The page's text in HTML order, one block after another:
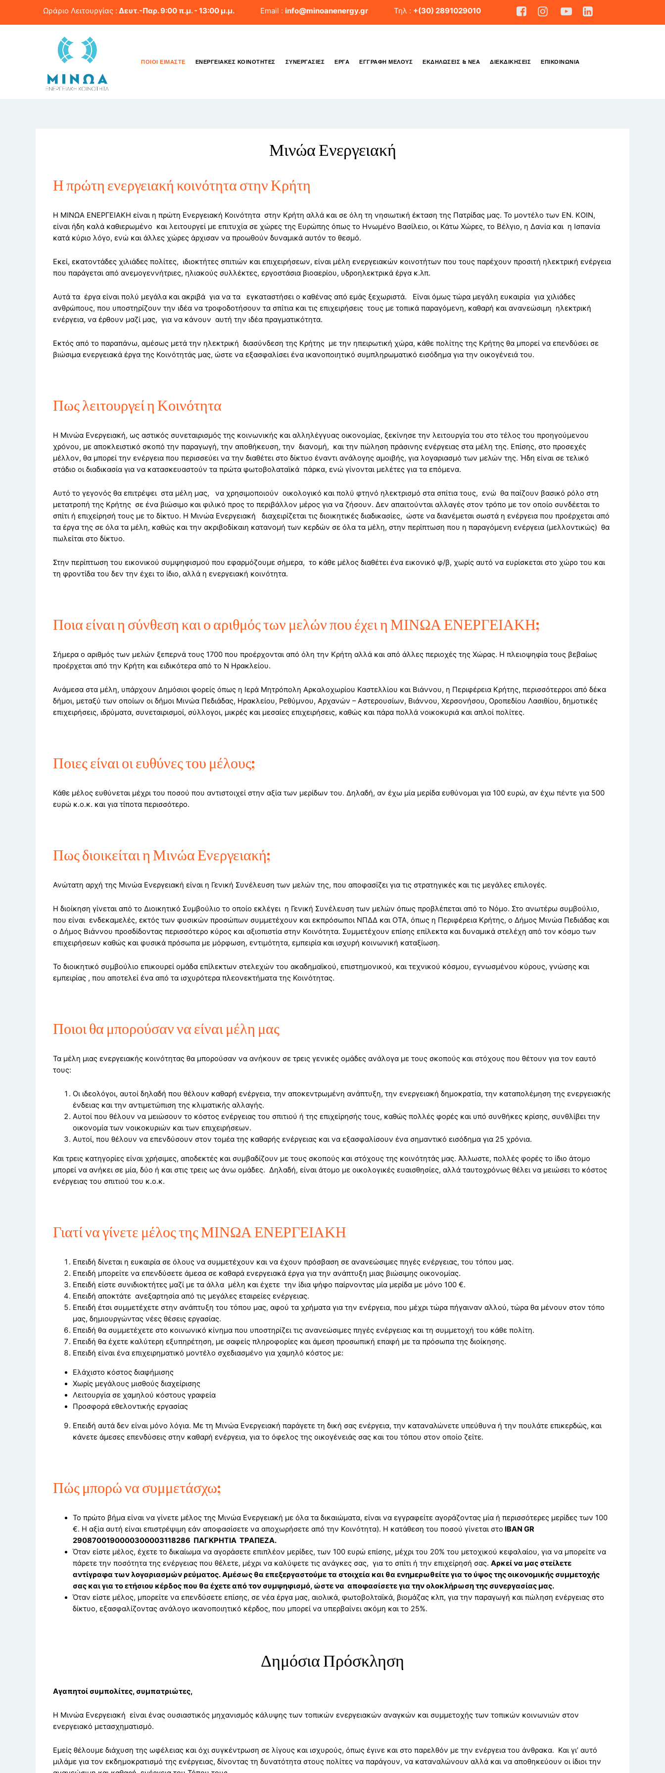
Ωράριο Λειτουργίας : Δευτ.-Παρ. 9:00 π.μ. - 13:00 μ.μ. Email : info@minoanenergy.gr Τηλ : +(30) 2891029010
ΠΟΙΟΙ ΕΊΜΑΣΤΕ ΕΝΕΡΓΕΙΑΚΈΣ ΚΟΙΝΌΤΗΤΕΣ ΣΥΝΕΡΓΑΣΊΕΣ ΈΡΓΑ ΕΓΓΡΑΦΉ ΜΈΛΟΥΣ ΕΚΔΗΛΏΣΕΙΣ & ΝΈΑ ΔΙΕΚΔΙΚΉΣΕΙΣ ΕΠΙΚΟΙΝΩΝΊΑ
Μινώα Ενεργειακή
Η πρώτη ενεργειακή κοινότητα στην Κρήτη
Η ΜΙΝΩΑ ΕΝΕΡΓΕΙΑΚΗ είναι η πρώτη Ενεργειακή Κοινότητα στην Κρήτη αλλά και σε όλη τη νησιωτική έκταση της Πατρίδας μας. Το μοντέλο των ΕΝ. ΚΟΙΝ,
είναι ήδη καλά καθιερωμένο και λειτουργεί με επιτυχία σε χώρες της Ευρώπης όπως το Ηνωμένο Βασίλειο, οι Κάτω Χώρες, το Βέλγιο, η Δανία και η Ισπανία
κατά κύριο λόγο, ενώ και άλλες χώρες άρχισαν να προωθούν δυναμικά αυτόν το θεσμό.
Εκεί, εκατοντάδες χιλιάδες πολίτες, ιδιοκτήτες σπιτιών και επιχειρήσεων, είναι μέλη ενεργειακών κοινοτήτων που τους παρέχουν προσιτή ηλεκτρική ενέργεια
που παράγεται από ανεμογεννήτριες, ηλιακούς συλλέκτες, εργοστάσια βιοαερίου, υδροηλεκτρικά έργα κ.λπ.
Αυτά τα έργα είναι πολύ μεγάλα και ακριβά για να τα εγκαταστήσει ο καθένας από εμάς ξεχωριστά. Είναι όμως τώρα μεγάλη ευκαιρία για χιλιάδες
ανθρώπους, που υποστηρίζουν την ιδέα να τροφοδοτήσουν τα σπίτια και τις επιχειρήσεις τους με τοπικά παραγόμενη, καθαρή και ανανεώσιμη ηλεκτρική
ενέργεια, να έρθουν μαζί μας, για να κάνουν αυτή την ιδέα πραγματικότητα.
Εκτός από το παραπάνω, αμέσως μετά την ηλεκτρική διασύνδεση της Κρήτης με την ηπειρωτική χώρα, κάθε πολίτης της Κρήτης θα μπορεί να επενδύσει σε
βιώσιμα ενεργειακά έργα της Κοινότητάς μας, ώστε να εξασφαλίσει ένα ικανοποιητικό συμπληρωματικό εισόδημα για την οικογένειά του.
Πως λειτουργεί η Κοινότητα
Η Μινώα Ενεργειακή, ως αστικός συνεταιρισμός της κοινωνικής και αλληλέγγυας οικονομίας, ξεκίνησε την λειτουργία του στο τέλος του προηγούμενου
χρόνου, με αποκλειστικό σκοπό την παραγωγή, την αποθήκευση, την διανομή, και την πώληση πράσινης ενέργειας στα μέλη της. Επίσης, στο προσεχές
μέλλον, θα μπορεί την ενέργεια που περισσεύει να την διαθέτει στο δίκτυο έναντι ανάλογης αμοιβής, για λογαριασμό των μελών της. Ήδη είναι σε τελικό
στάδιο οι διαδικασία για να κατασκευαστούν τα πρώτα φωτοβολαταϊκά πάρκα, ενώ γίνονται μελέτες για τα επόμενα.
Αυτό το γεγονός θα επιτρέψει στα μέλη μας, να χρησιμοποιούν οικολογικό και πολύ φτηνό ηλεκτρισμό στα σπίτια τους, ενώ θα παίζουν βασικό ρόλο στη
μετατροπή της Κρήτης σε ένα βιώσιμο και φιλικό προς το περιβάλλον μέρος για να ζήσουν. Δεν απαιτούνται αλλαγές στον τρόπο με τον οποίο συνδέεται το
σπίτι ή επιχείρησή τους με το δίκτυο. Η Μινώα Ενεργειακή διαχειρίζεται τις διοικητικές διαδικασίες, ώστε να διανέμεται σωστά η ενέργεια που προέρχεται από
τα έργα της σε όλα τα μέλη, καθώς και την ακριβοδίκαιη κατανομή των κερδών σε όλα τα μέλη, στην περίπτωση που η παραγόμενη ενέργεια (μελλοντικώς) θα
πωλείται στο δίκτυο.
Στην περίπτωση του εικονικού συμψηφισμού που εφαρμόζουμε σήμερα, το κάθε μέλος διαθέτει ένα εικονικό φ/β, χωρίς αυτό να ευρίσκεται στο χώρο του και
τη φροντίδα του δεν την έχει το ίδιο, αλλά η ενεργειακή κοινότητα.
Ποια είναι η σύνθεση και ο αριθμός των μελών που έχει η ΜΙΝΩΑ ΕΝΕΡΓΕΙΑΚΗ;
Σήμερα ο αριθμός των μελών ξεπερνά τους 1700 που προέρχονται από όλη την Κρήτη αλλά και από άλλες περιοχές της Χώρας. Η πλειοψηφία τους βεβαίως
προέρχεται από την Κρήτη και ειδικότερα από το Ν Ηρακλείου.
Ανάμεσα στα μέλη, υπάρχουν Δημόσιοι φορείς όπως η Ιερά Μητρόπολη Αρκαλοχωρίου Καστελλίου και Βιάννου, η Περιφέρεια Κρήτης, περισσότερροι από δέκα
δήμοι, μεταξύ των οποίων οι δήμοι Μινώα Πεδιάδας, Ηρακλείου, Ρεθύμνου, Αρχανών – Αστερουσίων, Βιάννου, Χερσονήσου, Οροπεδίου Λασιθίου, δημοτικές
επιχειρήσεις, ιδρύματα, συνεταιρισμοί, σύλλογοι, μικρές και μεσαίες επιχειρήσεις, καθώς και πάρα πολλά νοικοκυριά και απλοί πολίτες.
Ποιες είναι οι ευθύνες του μέλους;
Κάθε μέλος ευθύνεται μέχρι του ποσού που αντιστοιχεί στην αξία των μερίδων του. Δηλαδή, αν έχω μία μερίδα ευθύνομαι για 100 ευρώ, αν έχω πέντε για 500
ευρώ κ.ο.κ. και για τίποτα περισσότερο.
Πως διοικείται η Μινώα Ενεργειακή;
Ανώτατη αρχή της Μινώα Ενεργειακή είναι η Γενική Συνέλευση των μελών της, που αποφασίζει για τις στρατηγικές και τις μεγάλες επιλογές.
Η διοίκηση γίνεται από το Διοικητικό Συμβούλιο το οποίο εκλέγει η Γενική Συνέλευση των μελών όπως προβλέπεται από το Νόμο. Στο ανωτέρω συμβούλιο,
που είναι ενδεκαμελές, εκτός των φυσικών προσώπων συμμετέχουν και εκπρόσωποι ΝΠΔΔ και ΟΤΑ, όπως η Περιφέρεια Κρήτης, ο Δήμος Μινώα Πεδιάδας και
ο Δήμος Βιάννου προσδίδοντας περισσότερο κύρος και αξιοπιστία στην Κοινότητα. Συμμετέχουν επίσης επίλεκτα και δυναμικά στελέχη από τον κόσμο των
επιχειρήσεων καθώς και φυσικά πρόσωπα με μόρφωση, εντιμότητα, εμπειρία και ισχυρή κοινωνική καταξίωση.
Το διοικητικό συμβούλιο επικουρεί ομάδα επίλεκτων στελεχών του ακαδημαϊκού, επιστημονικού, και τεχνικού κόσμου, εγνωσμένου κύρους, γνώσης και
εμπειρίας , που αποτελεί ένα από τα ισχυρότερα πλεονεκτήματα της Κοινότητας.
Ποιοι θα μπορούσαν να είναι μέλη μας
Τα μέλη μιας ενεργειακής κοινότητας θα μπορούσαν να ανήκουν σε τρεις γενικές ομάδες ανάλογα με τους σκοπούς και στόχους που θέτουν για τον εαυτό
τους:
Οι ιδεολόγοι, αυτοί δηλαδή που θέλουν καθαρή ενέργεια, την αποκεντρωμένη ανάπτυξη, την ενεργειακή δημοκρατία, την καταπολέμηση της ενεργειακής
ένδειας και την αντιμετώπιση της κλιματικής αλλαγής.
Αυτοί που θέλουν να μειώσουν το κόστος ενέργειας του σπιτιού ή της επιχείρησής τους, καθώς πολλές φορές και υπό συνθήκες κρίσης, συνθλίβει την
οικονομία των νοικοκυριών και των επιχειρήσεων.
Αυτοί, που θέλουν να επενδύσουν στον τομέα της καθαρής ενέργειας και να εξασφαλίσουν ένα σημαντικό εισόδημα για 25 χρόνια.
Και τρεις κατηγορίες είναι χρήσιμες, αποδεκτές και συμβαδίζουν με τους σκοπούς και στόχους της κοινότητάς μας. Άλλωστε, πολλές φορές το ίδιο άτομο
μπορεί να ανήκει σε μία, δύο ή και στις τρεις ως άνω ομάδες. Δηλαδή, είναι άτομο με οικολογικές ευαισθησίες, αλλά ταυτοχρόνως θέλει να μειώσει το κόστος
ενέργειας του σπιτιού του κ.ο.κ.
Γιατί να γίνετε μέλος της ΜΙΝΩΑ ΕΝΕΡΓΕΙΑΚΗ
Επειδή δίνεται η ευκαιρία σε όλους να συμμετέχουν και να έχουν πρόσβαση σε ανανεώσιμες πηγές ενέργειας, του τόπου μας.
Επειδή μπορείτε να επενδύσετε άμεσα σε καθαρά ενεργειακά έργα για την ανάπτυξη μιας βιώσιμης οικονομίας.
Επειδή είστε συνιδιοκτήτες μαζί με τα άλλα μέλη και έχετε την ίδια ψήφο παίρνοντας μία μερίδα με μόνο 100 €.
Επειδή αποκτάτε ανεξαρτησία από τις μεγάλες εταιρείες ενέργειας.
Επειδή έτσι συμμετέχετε στην ανάπτυξη του τόπου μας, αφού τα χρήματα για την ενέργεια, που μέχρι τώρα πήγαιναν αλλού, τώρα θα μένουν στον τόπο
μας, δημιουργώντας νέες θέσεις εργασίας.
Επειδή θα συμμετέχετε στο κοινωνικό κίνημα που υποστηρίζει τις ανανεώσιμες πηγές ενέργειας και τη συμμετοχή του κάθε πολίτη.
Επειδή θα έχετε καλύτερη εξυπηρέτηση, με σαφείς πληροφορίες και άμεση προσωπική επαφή με τα πρόσωπα της διοίκησης.
Επειδή είναι ένα επιχειρηματικό μοντέλο σχεδιασμένο για χαμηλό κόστος με:
Ελάχιστο κόστος διαφήμισης
Χωρίς μεγάλους μισθούς διαχείρισης
Λειτουργία σε χαμηλού κόστους γραφεία
Προσφορά εθελοντικής εργασίας
Επειδή αυτά δεν είναι μόνο λόγια. Με τη Μινώα Ενεργειακή παράγετε τη δική σας ενέργεια, την καταναλώνετε υπεύθυνα ή την πουλάτε επικερδώς, και
κάνετε άμεσες επενδύσεις στην καθαρή ενέργεια, για το όφελος της οικογένειάς σας και του τόπου στον οποίο ζείτε.
Πώς μπορώ να συμμετάσχω;
Το πρώτο βήμα είναι να γίνετε μέλος της Μινώα Ενεργειακή με όλα τα δικαιώματα, είναι να εγγραφείτε αγοράζοντας μία ή περισσότερες μερίδες των 100
€. Η αξία αυτή είναι επιστρέψιμη εάν αποφασίσετε να αποχωρήσετε από την Κοινότητα). Η κατάθεση του ποσού γίνεται στο IBAN GR
2908700190000300003118286 ΠΑΓΚΡΗΤΙΑ ΤΡΑΠΕΖΑ.
Όταν είστε μέλος, έχετε το δικαίωμα να αγοράσετε επιπλέον μερίδες, των 100 ευρώ επίσης, μέχρι του 20% του μετοχικού κεφαλαίου, για να μπορείτε να
πάρετε την ποσότητα της ενέργειας που θέλετε, μέχρι να καλύψετε τις ανάγκες σας, για το σπίτι ή την επιχείρησή σας. Αρκεί να μας στείλετε
αντίγραφα των λογαριασμών ρεύματος. Αμέσως θα επεξεργαστούμε τα στοιχεία και θα ενημερωθείτε για το ύψος της οικονομικής συμμετοχής
σας και για το ετήσιου κέρδος που θα έχετε από τον συμψηφισμό, ώστε να αποφασίσετε για την ολοκλήρωση της συνεργασίας μας.
Όταν είστε μέλος, μπορείτε να επενδύσετε επίσης, σε νέα έργα μας, αιολικά, φωτοβολταϊκά, βιομάζας κλπ, για την παραγωγή και πώληση ενέργειας στο
δίκτυο, εξασφαλίζοντας ανάλογο ικανοποιητικό κέρδος, που μπορεί να υπερβαίνει ακόμη και το 25%.
Δημόσια Πρόσκληση
Αγαπητοί συμπολίτες, συμπατριώτες,
Η Μινώα Ενεργειακή είναι ένας ουσιαστικός μηχανισμός κάλυψης των τοπικών ενεργειακών αναγκών και συμμετοχής των τοπικών κοινωνιών στον
ενεργειακό μετασχηματισμό.
Εμείς θέλουμε διάχυση της ωφέλειας και όχι συγκέντρωση σε λίγους και ισχυρούς, όπως έγινε και στο παρελθόν με την ενέργεια του άνθρακα. Και γι’ αυτό
μιλάμε για τον εκδημοκρατισμό της ενέργειας, δίνοντας τη δυνατότητα στους πολίτες να παράγουν, να καταναλώνουν αλλά και να αποθηκεύουν οι ίδιοι την